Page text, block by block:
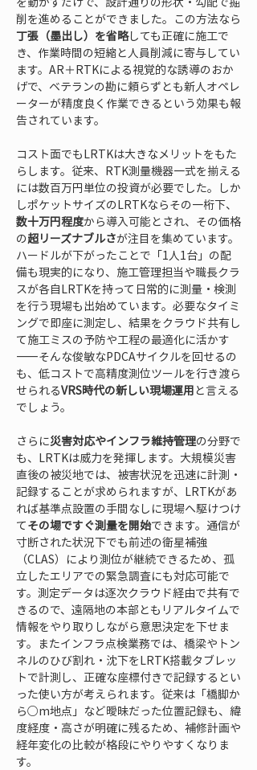
削を進めることができました。この方法なら
丁張（墨出し）を省略しても正確に施工で
き、作業時間の短縮と人員削減に寄与してい
ます。AR＋RTKによる視覚的な誘導のおか
げで、ベテランの勘に頼らずとも新人オペレ
ーターが精度良く作業できるという効果も報
告されています。
コスト面でもLRTKは大きなメリットをもた
らします。従来、RTK測量機器一式を揃える
には数百万円単位の投資が必要でした。しか
しポケットサイズのLRTKならその一桁下、
数十万円程度から導入可能とされ、その価格
の超リーズナブルさが注目を集めています。
ハードルが下がったことで「1人1台」の配
備も現実的になり、施工管理担当や職長クラ
スが各自LRTKを持って日常的に測量・検測
を行う現場も出始めています。必要なタイミ
ングで即座に測定し、結果をクラウド共有し
て施工ミスの予防や工程の最適化に活かす
——そんな俊敏なPDCAサイクルを回せるの
も、低コストで高精度測位ツールを行き渡ら
せられるVRS時代の新しい現場運用 と言える
でしょう。
さらに災害対応やインフラ維持管理の分野で
も、LRTKは威力を発揮します。大規模災害
直後の被災地では、被害状況を迅速に計測・
記録することが求められますが、LRTKがあ
れば基準点設置の手間なしに現場へ駆けつけ
てその場ですぐ測量を開始できます。通信が
寸断された状況下でも前述の衛星補強
（CLAS）により測位が継続できるため、孤
立したエリアでの緊急調査にも対応可能で
す。測定データは逐次クラウド経由で共有で
きるので、遠隔地の本部ともリアルタイムで
情報をやり取りしながら意思決定を下せま
す。またインフラ点検業務では、橋梁やトン
ネルのひび割れ・沈下をLRTK搭載タブレッ
トで計測し、正確な座標付きで記録するとい
った使い方が考えられます。従来は「橋脚か
ら○m地点」など曖昧だった位置記録も、緯
度経度・高さが明確に残るため、補修計画や
経年変化の比較が格段にやりやすくなりま
す。